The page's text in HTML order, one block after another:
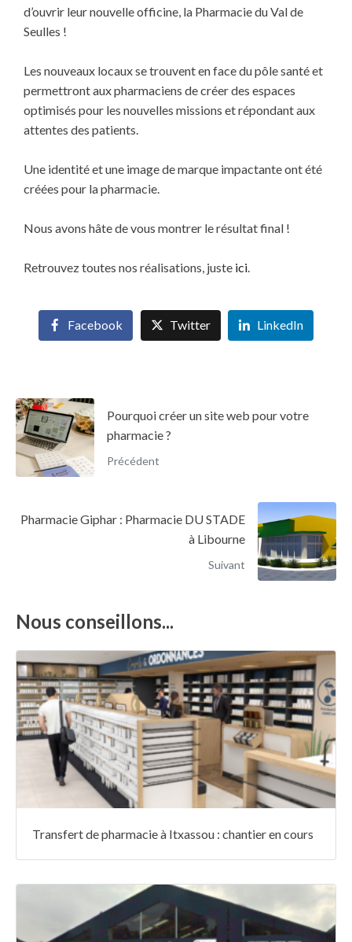
d’ouvrir leur nouvelle officine, la Pharmacie du Val de
Seulles !
Les nouveaux locaux se trouvent en face du pôle santé et
permettront aux pharmaciens de créer des espaces
optimisés pour les nouvelles missions et répondant aux
attentes des patients.
Une identité et une image de marque impactante ont été
créées pour la pharmacie.
Nous avons hâte de vous montrer le résultat final !
Retrouvez toutes nos réalisations, juste ici.
Facebook Twitter LinkedIn
Pourquoi créer un site web pour votre
pharmacie ?
Précédent
Pharmacie Giphar : Pharmacie DU STADE
à Libourne
Suivant
Nous conseillons...
Transfert de pharmacie à Itxassou : chantier en cours